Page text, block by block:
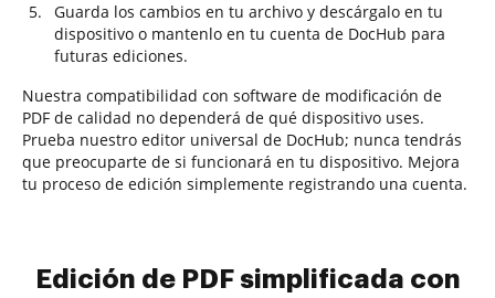
Guarda los cambios en tu archivo y descárgalo en tu
dispositivo o mantenlo en tu cuenta de DocHub para
futuras ediciones.
Nuestra compatibilidad con software de modificación de
PDF de calidad no dependerá de qué dispositivo uses.
Prueba nuestro editor universal de DocHub; nunca tendrás
que preocuparte de si funcionará en tu dispositivo. Mejora
tu proceso de edición simplemente registrando una cuenta.
Edición de PDF simplificada con